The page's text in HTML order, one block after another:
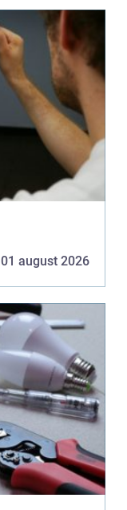
01 august 2026